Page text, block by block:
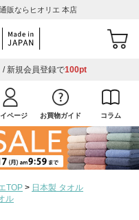
販ならヒオリエ 本店
/ 新規会員登録で100pt
ページ お買物ガイド コラム
TOP
日本製 タオル
ル